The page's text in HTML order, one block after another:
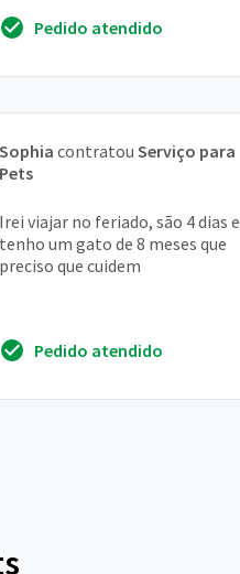
Pedido atendido
Sophia contratou Serviço para
Pets
Irei viajar no feriado, são 4 dias e
tenho um gato de 8 meses que
preciso que cuidem
Pedido atendido